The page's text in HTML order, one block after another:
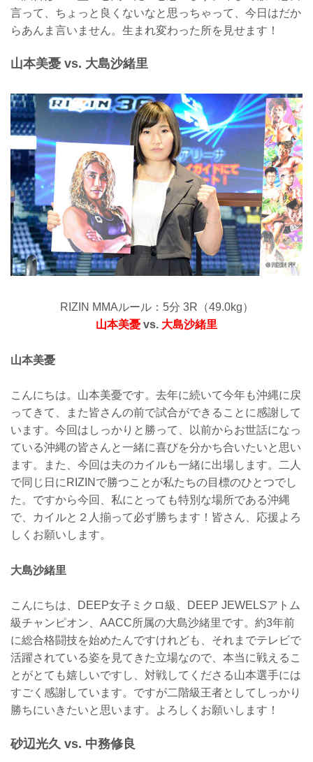
言って、ちょっと良くないなと思っちゃって、今日はだか
らあんま言いません。生まれ変わった所を見せます！
山本美憂 vs. 大島沙緒里
RIZIN MMAルール：5分 3R（49.0kg）
山本美憂 vs. 大島沙緒里
山本美憂
こんにちは。山本美憂です。去年に続いて今年も沖縄に戻
ってきて、また皆さんの前で試合ができることに感謝して
います。今回はしっかりと勝って、以前からお世話になっ
ている沖縄の皆さんと一緒に喜びを分かち合いたいと思い
ます。また、今回は夫のカイルも一緒に出場します。二人
で同じ日にRIZINで勝つことが私たちの目標のひとつでし
た。ですから今回、私にとっても特別な場所である沖縄
で、カイルと２人揃って必ず勝ちます！皆さん、応援よろ
しくお願いします。
大島沙緒里
こんにちは、DEEP女子ミクロ級、DEEP JEWELSアトム
級チャンピオン、AACC所属の大島沙緒里です。約3年前
に総合格闘技を始めたんですけれども、それまでテレビで
活躍されている姿を見てきた立場なので、本当に戦えるこ
とがとても嬉しいですし、対戦してくださる山本選手には
すごく感謝しています。ですが二階級王者としてしっかり
勝ちにいきたいと思います。よろしくお願いします！
砂辺光久 vs. 中務修良